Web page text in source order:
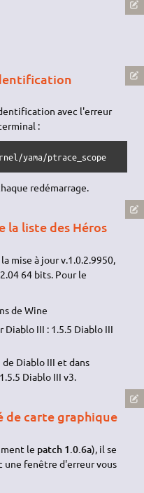
avec l'erreur
:
yama/ptrace_scope
redémarrage.
la liste des Héros
mise à jour v.1.0.2.9950,
64 bits. Pour le
de Wine
III : 1.5.5 Diablo III
Diablo III et dans
Diablo III v3.
de carte graphique
le patch 1.0.6a), il se
une fenêtre d'erreur vous